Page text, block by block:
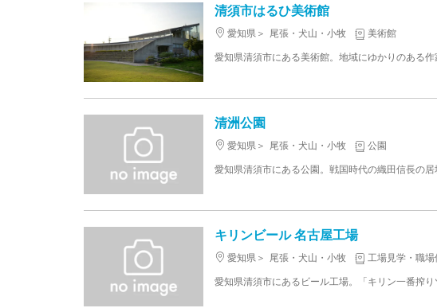
清須市はるひ美術館
愛知県 尾張・犬山・小牧
美術館
清洲公園
愛知県 尾張・犬山・小牧
公園
キリンビール 名古屋工場
愛知県 尾張・犬山・小牧
工場見学・職